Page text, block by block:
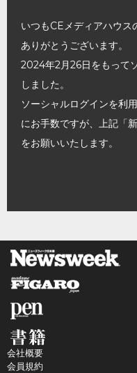
いつもCEメディアハウス
ありがとうございます。
2024年2月26日をもって
しました。
ソーシャルログインを利
にお手数ですが、上記「
をお願いいたします。
会社概要
会員規約